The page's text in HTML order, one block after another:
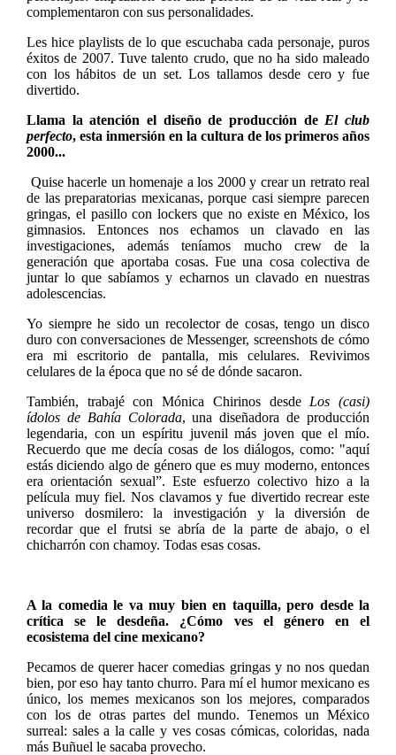
complementaron con sus personalidades.
Les hice playlists de lo que escuchaba cada personaje, puros
éxitos de 2007. Tuve talento crudo, que no ha sido maleado
con los hábitos de un set. Los tallamos desde cero y fue
divertido.
Llama la atención el diseño de producción de El club
perfecto, esta inmersión en la cultura de los primeros años
2000...
Quise hacerle un homenaje a los 2000 y crear un retrato real
de las preparatorias mexicanas, porque casi siempre parecen
gringas, el pasillo con lockers que no existe en México, los
gimnasios. Entonces nos echamos un clavado en las
investigaciones, además teníamos mucho crew de la
generación que aportaba cosas. Fue una cosa colectiva de
juntar lo que sabíamos y echarnos un clavado en nuestras
adolescencias.
Yo siempre he sido un recolector de cosas, tengo un disco
duro con conversaciones de Messenger, screenshots de cómo
era mi escritorio de pantalla, mis celulares. Revivimos
celulares de la época que no sé de dónde sacaron.
También, trabajé con Mónica Chirinos desde Los (casi)
ídolos de Bahía Colorada, una diseñadora de producción
legendaria, con un espíritu juvenil más joven que el mío.
Recuerdo que me decía cosas de los diálogos, como: "aquí
estás diciendo algo de género que es muy moderno, entonces
era orientación sexual”. Este esfuerzo colectivo hizo a la
película muy fiel. Nos clavamos y fue divertido recrear este
universo dosmilero: la investigación y la diversión de
recordar que el frutsi se abría de la parte de abajo, o el
chicharrón con chamoy. Todas esas cosas.
A la comedia le va muy bien en taquilla, pero desde la
crítica se le desdeña. ¿Cómo ves el género en el
ecosistema del cine mexicano?
Pecamos de querer hacer comedias gringas y no nos quedan
bien, por eso hay tanto churro. Para mí el humor mexicano es
único, los memes mexicanos son los mejores, comparados
con los de otras partes del mundo. Tenemos un México
surreal: sales a la calle y ves cosas cómicas, coloridas, nada
más Buñuel le sacaba provecho.